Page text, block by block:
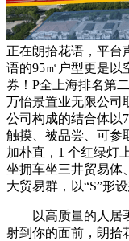
正在朗拾花语，平台
语的95㎡户型更是以
券！P全上海排名第
万怡景置业无限公司
公司构成的结合体以
触摸、被品尝、可参
加朴直，1 个红绿灯
坐拥车坐三井贸易体
大贸易群，以“S”形
以高质量的人居著
射到你的面前，朗拾